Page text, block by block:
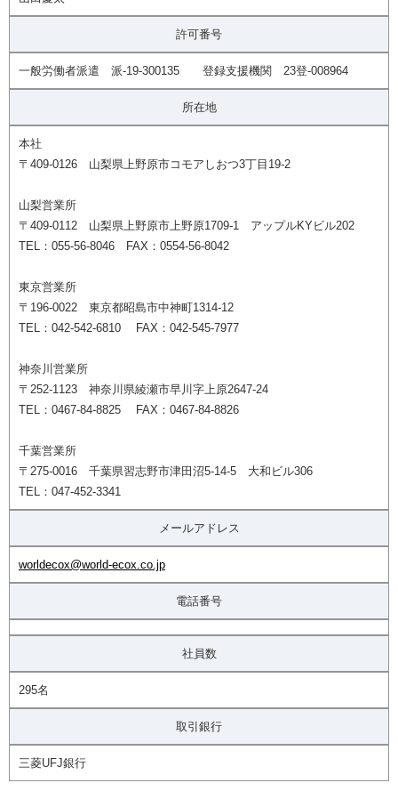
許可番号
一般労働者派遣 派-19-300135 登録支援機関 23登-008964
所在地
本社
〒409-0126 山梨県上野原市コモアしおつ3丁目19-2
山梨営業所
〒409-0112 山梨県上野原市上野原1709-1 アップルKYビル202
TEL：055-56-8046 FAX：0554-56-8042
東京営業所
〒196-0022 東京都昭島市中神町1314-12
TEL：042-542-6810 FAX：042-545-7977
神奈川営業所
〒252-1123 神奈川県綾瀬市早川字上原2647-24
TEL：0467-84-8825 FAX：0467-84-8826
千葉営業所
〒275-0016 千葉県習志野市津田沼5-14-5 大和ビル306
TEL：047-452-3341
メールアドレス
worldecox@world-ecox.co.jp
電話番号
社員数
295名
取引銀行
三菱UFJ銀行